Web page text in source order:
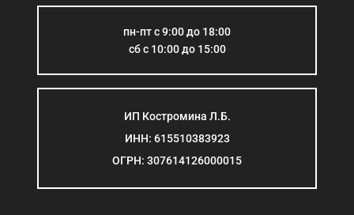
пн-пт с 9:00 до 18:00
сб с 10:00 до 15:00
ИП Костромина Л.Б.
ИНН: 615510383923
ОГРН: 307614126000015